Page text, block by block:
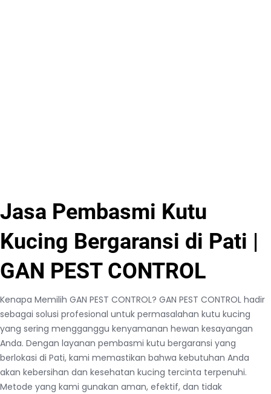
Jasa Pembasmi Kutu
Kucing Bergaransi di Pati |
GAN PEST CONTROL
Kenapa Memilih GAN PEST CONTROL? GAN PEST CONTROL hadir
sebagai solusi profesional untuk permasalahan kutu kucing
yang sering mengganggu kenyamanan hewan kesayangan
Anda. Dengan layanan pembasmi kutu bergaransi yang
berlokasi di Pati, kami memastikan bahwa kebutuhan Anda
akan kebersihan dan kesehatan kucing tercinta terpenuhi.
Metode yang kami gunakan aman, efektif, dan tidak